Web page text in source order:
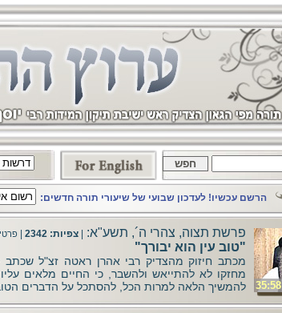
הרשם עכשיו! לעדכון שבועי של שיעורי תורה חדשים:
35:58
פרשת תצוה, צהרי ה´, תשע"א: | צפיות: 2342 |
"טוב עין הוא יבורך"
מכתב חיזוק מהצדיק רבי אהרן ראטה זצ"ל שכתב
מחזקו לא להתייאש ולהשבר, כי החיים מלאים עליות
להמשיך הלאה למרות הכל, להסתכל על הדברים